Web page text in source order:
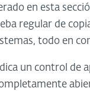
en esta
regular de
todo en
un control de